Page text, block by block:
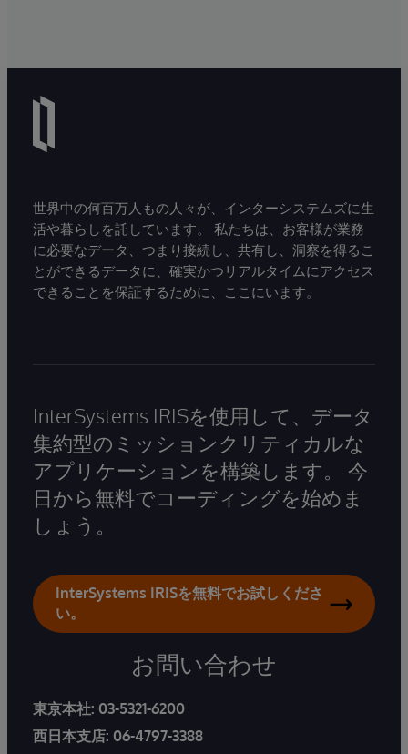
世界中の何百万人もの人々が、インターシステムズに生
活や暮らしを託しています。 私たちは、お客様が業務
に必要なデータ、つまり接続し、共有し、洞察を得るこ
とができるデータに、確実かつリアルタイムにアクセス
できることを保証するために、ここにいます。
InterSystems IRISを使用して、データ
集約型のミッションクリティカルな
アプリケーションを構築します。 今
日から無料でコーディングを始めま
しょう。
InterSystems IRISを無料でお試しくださ
い。
お問い合わせ
東京本社: 03-5321-6200
西日本支店: 06-4797-3388